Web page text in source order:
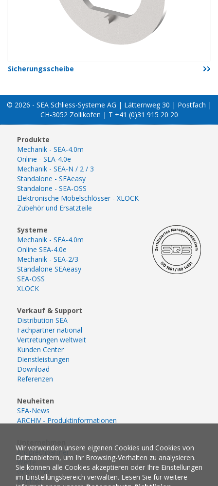
Sicherungsscheibe
© 2026 - SEA Schliess-Systeme AG | Lätternweg 30 | Postfach |
CH-3052 Zollikofen | T +41 (0)31 915 20 20
Produkte
Mechanik - SEA-4.0m
Online - SEA-4.0e
Mechanik - SEA-N / 2 / 3
Standalone - SEAeasy
Standalone - SEA-OSS
Elektronische Möbelschlösser - XLOCK
Zubehör und Ersatzteile
Systeme
Mechanik - SEA-4.0m
Online SEA-4.0e
Mechanik - SEA-2/3
Standalone SEAeasy
SEA-OSS
XLOCK
Verkauf & Support
Distribution SEA
Fachpartner national
Vertretungen weltweit
Kunden Center
Dienstleistungen
Download
Referenzen
Neuheiten
SEA-News
ARCHIV - Produktinformationen
Ansprechpartner
Werte
Geschichte
Kontakt
Wir verwenden unsere eigenen Cookies und Cookies von
Drittanbietern, um Ihr Browsing-Verhalten zu analysieren.
Sie können alle Cookies akzeptieren oder Ihre Einstellungen
im Einstellungsbereich verwalten. Lesen Sie für weitere